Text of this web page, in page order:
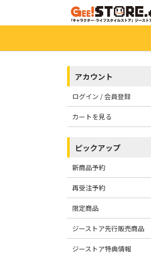
アカウント
ログイン / 会員登録
カートを見る
ピックアップ
新商品予約
再受注予約
限定商品
ジーストア先行販売商品
ジーストア特典情報